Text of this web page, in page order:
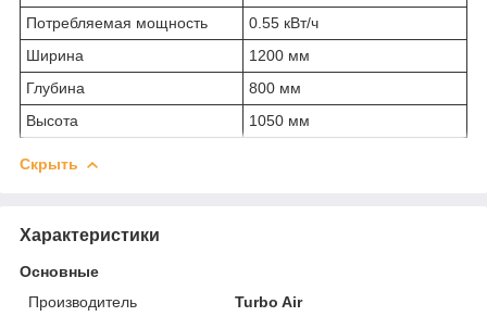
Потребляемая мощность
0.55 кВт/ч
Ширина
1200 мм
Глубина
800 мм
Высота
1050 мм
Скрыть
Характеристики
Основные
Производитель
Turbo Air